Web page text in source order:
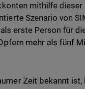
mithilfe
Szenario von
erste Person für
mehr als fünf
Zeit bekannt